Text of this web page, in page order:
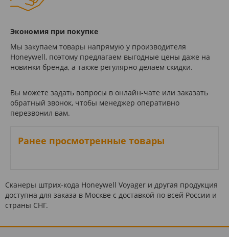
Экономия при покупке
Мы закупаем товары напрямую у производителя
Honeywell, поэтому предлагаем выгодные цены даже на
новинки бренда, а также регулярно делаем скидки.
Вы можете задать вопросы в онлайн-чате или заказать
обратный звонок, чтобы менеджер оперативно
перезвонил вам.
Ранее просмотренные товары
Сканеры штрих-кода Honeywell Voyager и другая продукция
доступна для заказа в Москве с доставкой по всей России и
страны СНГ.